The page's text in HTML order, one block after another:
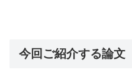
今回ご紹介する論文